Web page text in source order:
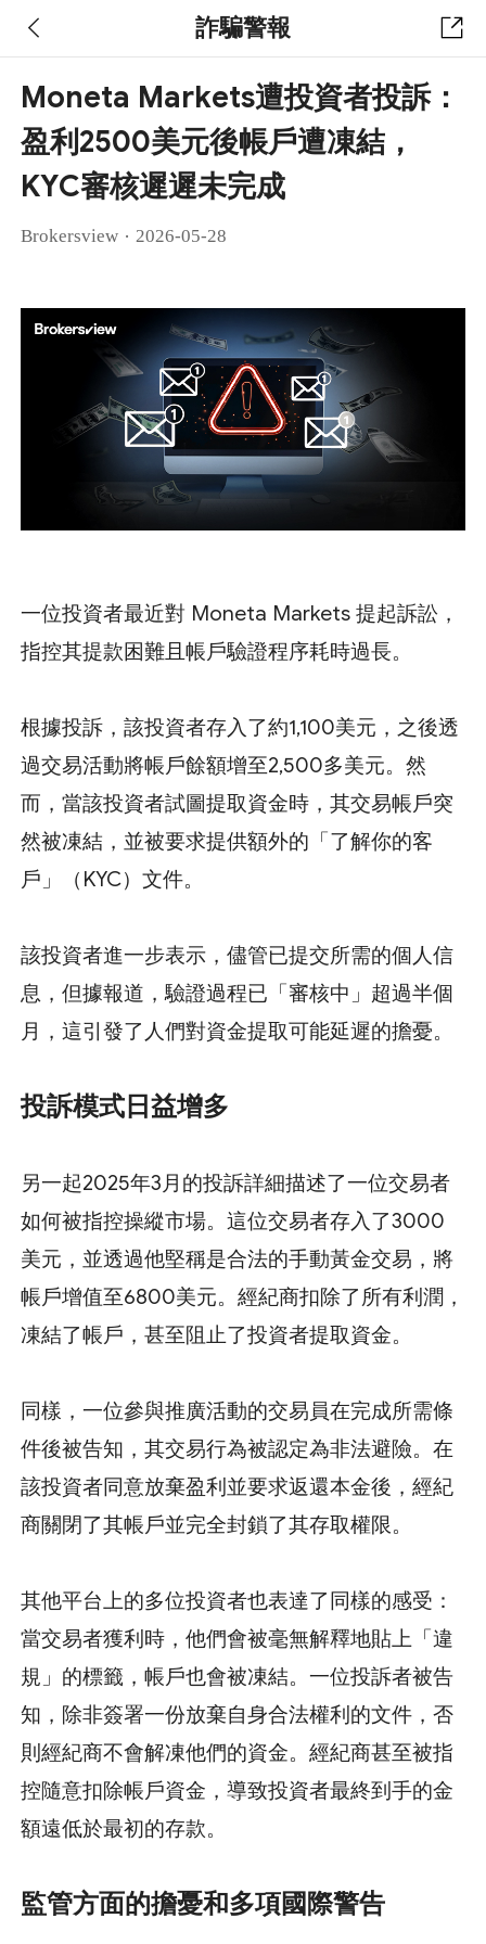
詐騙警報
Moneta Markets遭投資者投訴：
盈利2500美元後帳戶遭凍結，
KYC審核遲遲未完成
Brokersview · 2026-05-28
一位投資者最近對 Moneta Markets 提起訴訟，
指控其提款困難且帳戶驗證程序耗時過長。
根據投訴，該投資者存入了約1,100美元，之後透
過交易活動將帳戶餘額增至2,500多美元。然
而，當該投資者試圖提取資金時，其交易帳戶突
然被凍結，並被要求提供額外的「了解你的客
戶」（KYC）文件。
該投資者進一步表示，儘管已提交所需的個人信
息，但據報道，驗證過程已「審核中」超過半個
月，這引發了人們對資金提取可能延遲的擔憂。
投訴模式日益增多
另一起2025年3月的投訴詳細描述了一位交易者
如何被指控操縱市場。這位交易者存入了3000
美元，並透過他堅稱是合法的手動黃金交易，將
帳戶增值至6800美元。經紀商扣除了所有利潤，
凍結了帳戶，甚至阻止了投資者提取資金。
同樣，一位參與推廣活動的交易員在完成所需條
件後被告知，其交易行為被認定為非法避險。在
該投資者同意放棄盈利並要求返還本金後，經紀
商關閉了其帳戶並完全封鎖了其存取權限。
其他平台上的多位投資者也表達了同樣的感受：
當交易者獲利時，他們會被毫無解釋地貼上「違
規」的標籤，帳戶也會被凍結。一位投訴者被告
知，除非簽署一份放棄自身合法權利的文件，否
則經紀商不會解凍他們的資金。經紀商甚至被指
控隨意扣除帳戶資金，導致投資者最終到手的金
額遠低於最初的存款。
監管方面的擔憂和多項國際警告